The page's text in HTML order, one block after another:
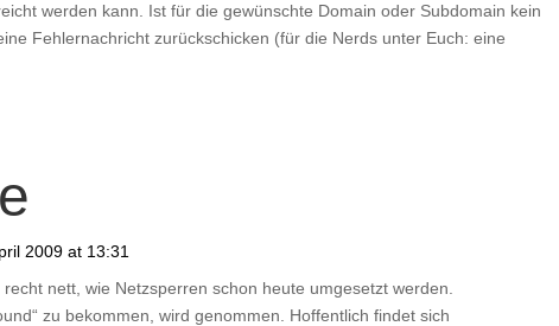
werden kann. Ist für die gewünschte Domain oder Subdomain kein
Fehlernachricht zurückschicken (für die Nerds unter Euch: eine
2009 at 13:31
nett, wie Netzsperren schon heute umgesetzt werden.
zu bekommen, wird genommen. Hoffentlich findet sich